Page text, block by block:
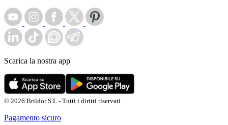
Scarica la nostra app
© 2026 Brildor S.L - Tutti i diritti riservati
Pagamento sicuro